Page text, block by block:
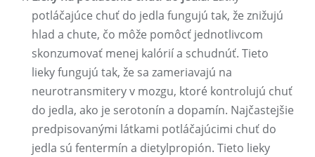
potláčajúce chuť do jedla fungujú tak, že znižujú
hlad a chute, čo môže pomôcť jednotlivcom
skonzumovať menej kalórií a schudnúť. Tieto
lieky fungujú tak, že sa zameriavajú na
neurotransmitery v mozgu, ktoré kontrolujú chuť
do jedla, ako je serotonín a dopamín. Najčastejšie
predpisovanými látkami potláčajúcimi chuť do
jedla sú fentermín a dietylpropión. Tieto lieky